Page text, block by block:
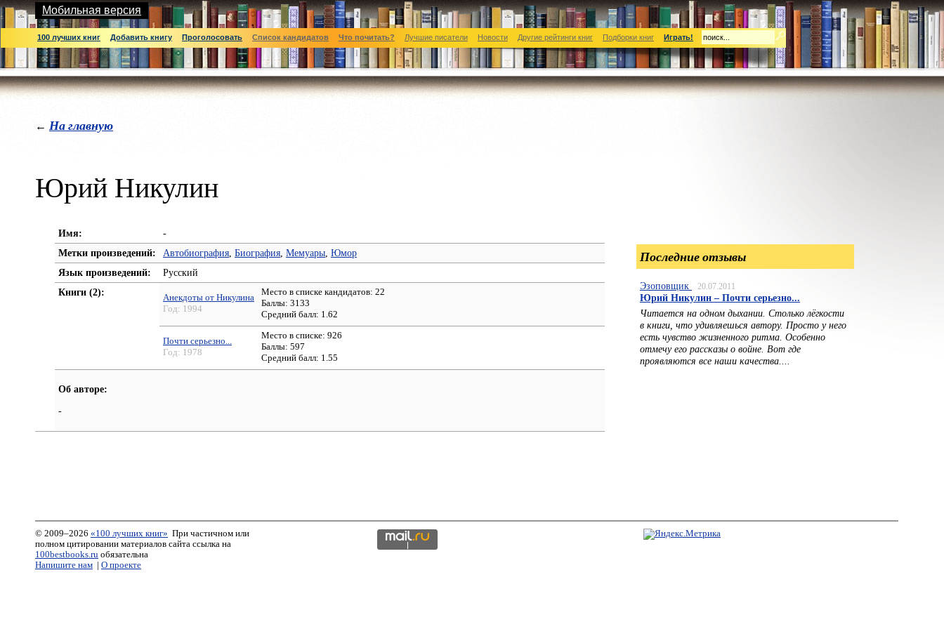
Мобильная версия
100 лучших книг Добавить книгу Проголосовать Список кандидатов Что почитать? Лучшие писатели Новости Другие рейтинги книг Подборки книг Играть!
← На главную
Юрий Никулин
Имя:
-
Метки произведений:
Автобиография Биография Мемуары Юмор
Язык произведений:
Русский
Книги (2):
Анекдоты от Никулина
Год: 1994
Место в списке кандидатов: 22
Баллы: 3133
Средний балл: 1.62
Почти серьезно...
Год: 1978
Место в списке: 926
Баллы: 597
Средний балл: 1.55
Об авторе:
-
Последние отзывы
Эзоповщик 20.07.2011
Юрий Никулин – Почти серьезно...
Читается на одном дыхании. Столько лёгкости
в книги, что удивляешься автору. Просто у него
есть чувство жизненного ритма. Особенно
отмечу его рассказы о войне. Вот где
проявляются все наши качества....
© 2009–2026 «100 лучших книг» При частичном или
полном цитировании материалов сайта ссылка на
100bestbooks.ru обязательна
Напишите нам
О проекте